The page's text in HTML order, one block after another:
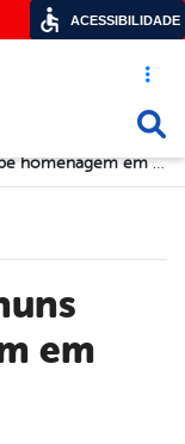
Acesso
Prefeito de Garanhuns recebe homenagem em Arcoverde
em
ACESSIBILIDADE